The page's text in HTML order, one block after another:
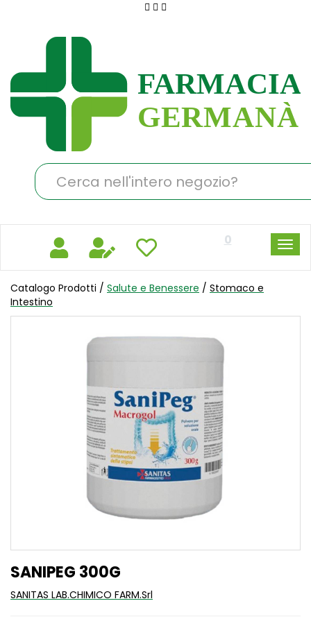
principale
Germanà
Cerca
Prodotto
0
Catalogo Prodotti / Salute e Benessere / Stomaco e
Intestino
SANIPEG 300G
SANITAS LAB.CHIMICO FARM.Srl